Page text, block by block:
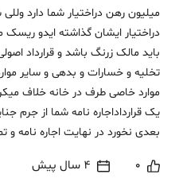
میلیون رهن دراختیار شما دارد
دراختیار ایشان گذاشته ایدو
باید مالک زرنگ باشد و قرارداد
تخلیه و خسارات و بدهی و سایر
موارد خاصی طرف در خانه خلاف
یک قرارداداجاره نامه شما از جرم
بعدی نخورد در نهایت اجاره نامه
0 4 سال پیش